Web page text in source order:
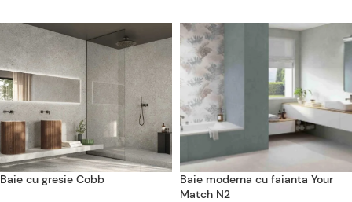
Baie cu gresie Cobb
Baie moderna cu faianta Your
Match N2